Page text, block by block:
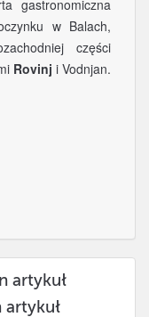
gastronomiczna
w Balach,
części
Rovinj i Vodnjan.
artykuł